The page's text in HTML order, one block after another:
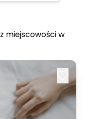
miejscowości w